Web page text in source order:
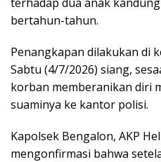
bertahun-tahun.
​Penangkapan dilakukan di
Sabtu (4/7/2026) siang,
korban memberanikan diri
suaminya ke kantor polisi.
​Kapolsek Bengalon, AKP
mengonfirmasi bahwa